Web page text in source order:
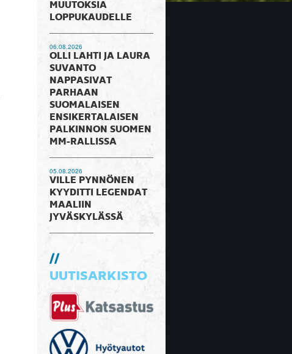
MUUTOKSIA
LOPPUKAUDELLE
06.08.2026
OLLI LAHTI JA LAURA
SUVANTO
NAPPASIVAT
PARHAAN
SUOMALAISEN
ENSIKERTALAISEN
PALKINNON SUOMEN
MM-RALLISSA
05.08.2026
VILLE PYNNÖNEN
KYYDITTI LEGENDAT
MAALIIN
JYVÄSKYLÄSSÄ
UUTISARKISTO